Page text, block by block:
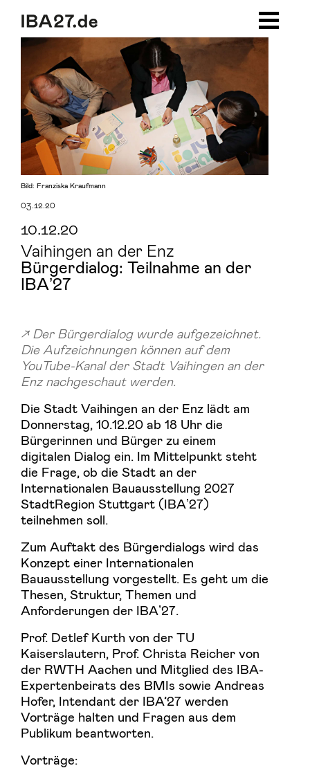
03.12.20
10.12.20
Bürgerdialog: Teilnahme an der
IBAʼ27
Vaihingen an der Enz
Der Bürgerdialog wurde aufgezeichnet.
Die Aufzeichnungen können auf dem
YouTube-Kanal der Stadt Vaihingen an der
Enz nachgeschaut werden.
Die Stadt Vaihingen an der Enz lädt am
Donnerstag, 10.12.20 ab 18 Uhr die
Bürgerinnen und Bürger zu einem
digitalen Dialog ein. Im Mittelpunkt steht
die Frage, ob die Stadt an der
Internationalen Bauausstellung 2027
StadtRegion Stuttgart (IBAʼ27)
teilnehmen soll.
Zum Auftakt des Bürgerdialogs wird das
Konzept einer Internationalen
Bauausstellung vorgestellt. Es geht um die
Thesen, Struktur, Themen und
Anforderungen der IBAʼ27.
Prof. Detlef Kurth von der TU
Kaiserslautern, Prof. Christa Reicher von
der RWTH Aachen und Mitglied des IBA-
Expertenbeirats des BMIs sowie Andreas
Hofer, Intendant der IBA’27 werden
Vorträge halten und Fragen aus dem
Publikum beantworten.
Vorträge:
Bild: Franziska Kraufmann